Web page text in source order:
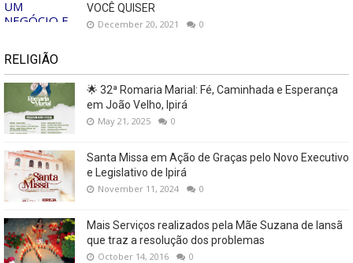
VOCÊ QUISER
December 20, 2021 0
RELIGIÃO
🌟 32ª Romaria Marial: Fé, Caminhada e Esperança
em João Velho, Ipirá
May 21, 2025 0
Santa Missa em Ação de Graças pelo Novo Executivo
e Legislativo de Ipirá
November 11, 2024 0
Mais Serviços realizados pela Mãe Suzana de Iansã
que traz a resolução dos problemas
October 14, 2016 0